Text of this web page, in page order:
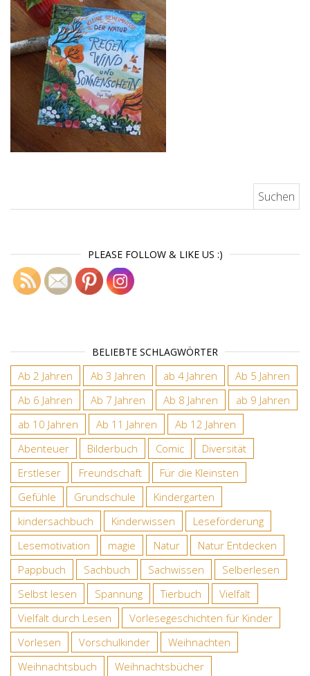
PLEASE FOLLOW & LIKE US :)
BELIEBTE SCHLAGWÖRTER
Ab 2 Jahren Ab 3 Jahren ab 4 Jahren
Ab 5 Jahren
Ab 6 Jahren
Ab 7 Jahren Ab 8 Jahren
ab 9 Jahren
ab 10 Jahren
Ab 11 Jahren
Ab 12 Jahren
Abenteuer
Bilderbuch Comic
Diversität
Erstleser
Freundschaft
Für die Kleinsten
Gefühle
Grundschule
Kindergarten
kindersachbuch
Kinderwissen
Leseförderung
Lesemotivation
magie Natur
Natur Entdecken
Pappbuch
Sachbuch Sachwissen
Selberlesen
Selbst lesen
Spannung Tierbuch
Vielfalt
Vielfalt durch Lesen
Vorlesegeschichten für Kinder
Vorlesen
Vorschulkinder
Weihnachten
Weihnachtsbuch
Weihnachtsbücher